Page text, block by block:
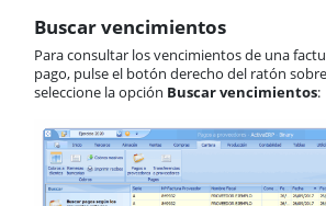
Buscar vencimientos
Para consultar los vencimientos de una
pago, pulse el botón derecho del ratón
seleccione la opción Buscar vencimientos: